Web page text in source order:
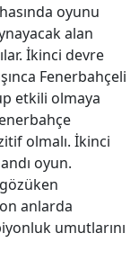
oyunu
alan
İkinci devre
Fenerbahçeli
etkili olmaya
olmalı. İkinci
oyun.
anlarda
umutlarını